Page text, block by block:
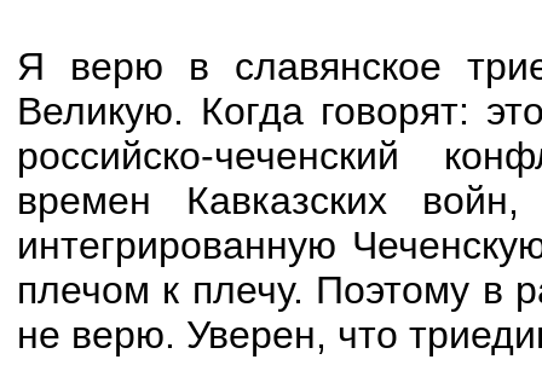
Я верю в славянское
Великую. Когда говорят:
российско-чеченский
времен Кавказских
интегрированную
плечом к плечу. Поэтому в
не верю. Уверен, что